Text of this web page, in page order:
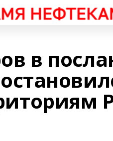
в